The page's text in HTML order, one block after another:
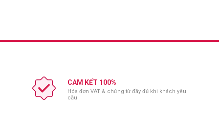
CAM KẾT 100%
Hóa đơn VAT & chứng từ đầy đủ khi khách yêu
cầu